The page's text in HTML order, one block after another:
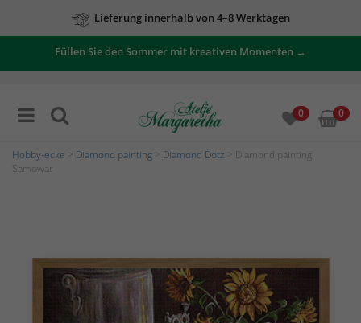
Lieferung innerhalb von 4–8 Werktagen
Füllen Sie den Sommer mit kreativen Momenten →
0 0
Hobby-ecke Diamond painting Diamond Dotz > Diamond painting
Samowar